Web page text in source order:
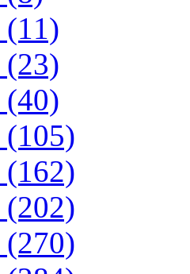
(11)
(23)
(40)
(105)
(162)
(202)
(270)